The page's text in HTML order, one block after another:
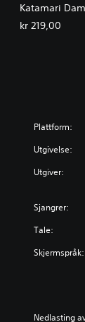
Katamari
Songs: Side A
kr 219,00
Plattform:
Utgivelse:
Utgiver:
Sjangrer:
Tale:
Skjermspråk:
Nedlasting